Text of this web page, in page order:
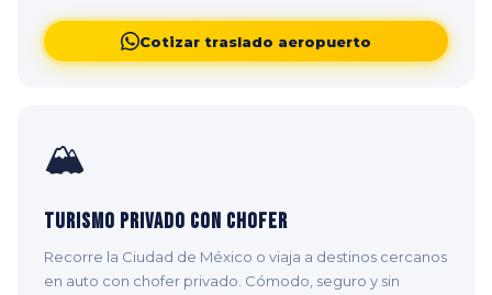
Cotizar traslado aeropuerto
🏔️
Turismo Privado con Chofer
Recorre la Ciudad de México o viaja a destinos cercanos
en auto con chofer privado. Cómodo, seguro y sin